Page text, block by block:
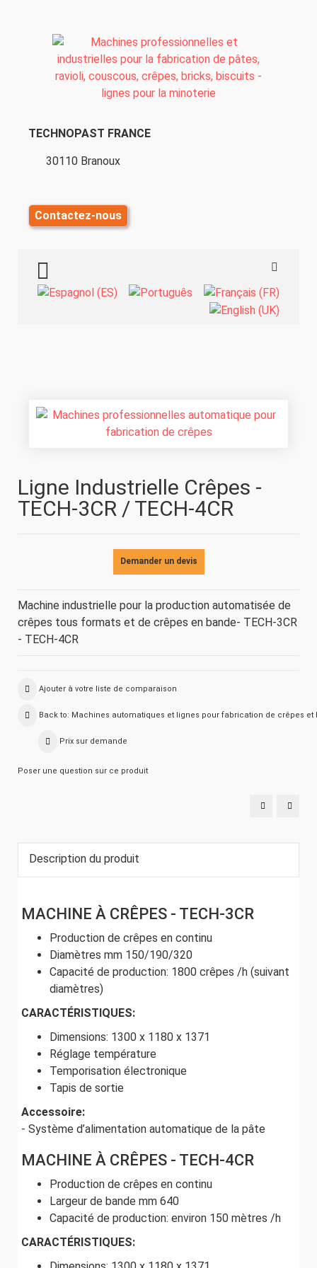
TECHNOPAST FRANCE
30110 Branoux
Contactez-nous
TOGGLE MENU
Ligne Industrielle Crêpes -
TECH-3CR / TECH-4CR
Demander un devis
Machine industrielle pour la production automatisée de
crêpes tous formats et de crêpes en bande- TECH-3CR
- TECH-4CR
Ajouter à votre liste de comparaison
Back to: Machines automatiques et lignes pour fabrication de crêpes et
Prix sur demande
Poser une question sur ce produit
Machine
Description du produit
MACHINE À CRÊPES - TECH-3CR
Production de crêpes en continu
Diamètres mm 150/190/320
Capacité de production: 1800 crêpes /h (suivant
diamètres)
CARACTÉRISTIQUES:
Dimensions: 1300 x 1180 x 1371
Réglage température
Temporisation électronique
Tapis de sortie
Accessoire:
- Système d’alimentation automatique de la pâte
MACHINE À CRÊPES - TECH-4CR
Production de crêpes en continu
Largeur de bande mm 640
Capacité de production: environ 150 mètres /h
CARACTÉRISTIQUES: